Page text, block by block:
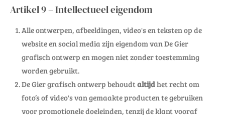
Artikel 9 – Intellectueel eigendom
Alle ontwerpen, afbeeldingen, video's en teksten op de
website en social media zijn eigendom van De Gier
grafisch ontwerp en mogen niet zonder toestemming
worden gebruikt.
De Gier grafisch ontwerp behoudt altijdhet recht om
foto’s of video's van gemaakte producten te gebruiken
voor promotionele doeleinden, tenzij de klant vooraf